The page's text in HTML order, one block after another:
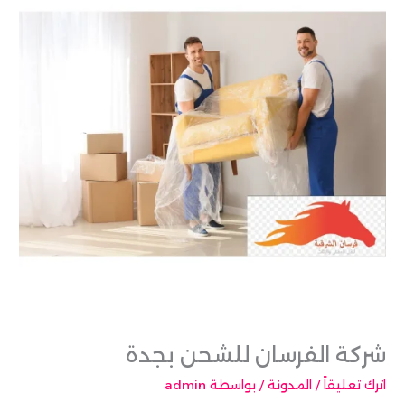
شركة الفرسان للشحن بجدة
اترك تعليقاً /المدونة/ بواسطة admin